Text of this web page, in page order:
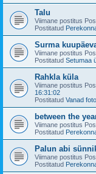
Talu
Viimane postitus
Postitatud
Surma
Viimane postitus
Postitatud Setumaa
Rahkla küla
Viimane postitus
16:31:02
Postitatud Vanad
between the
Viimane postitus
Postitatud
Palun abi
Viimane postitus
Postitatud